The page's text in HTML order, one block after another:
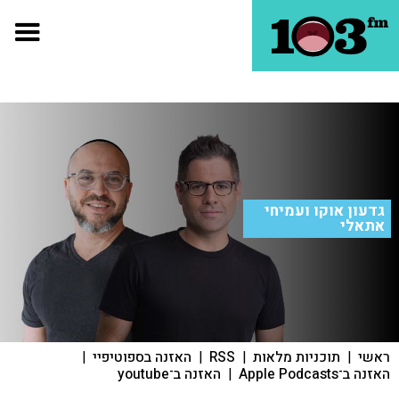
גדעון אוקו ועמיחי
אתאלי
ראשי | תוכניות מלאות |
RSS
| האזנה בספוטיפיי |
האזנה ב־Apple Podcasts | האזנה ב־youtube